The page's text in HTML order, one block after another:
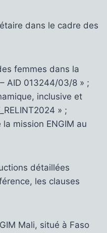
dans le cadre des
femmes dans la
AID 013244/03/8 » ;
inclusive et
» ;
mission ENGIM au
détaillées
les clauses
Mali, situé à Faso